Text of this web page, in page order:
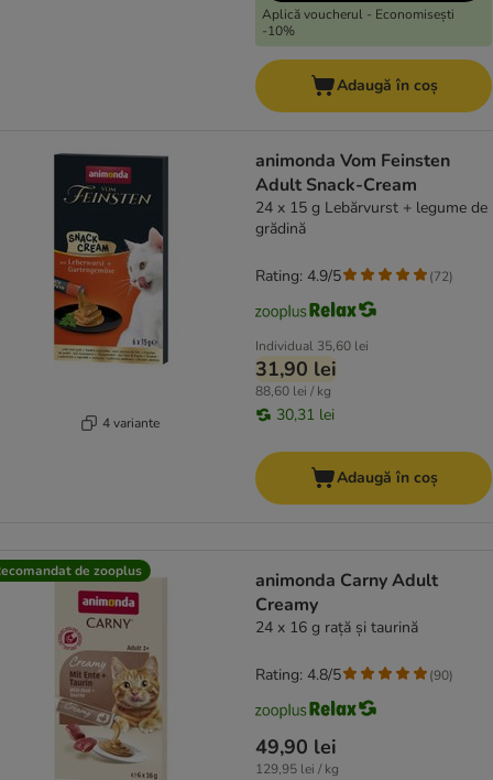
Aplică voucherul - Economisești
-10%
Adaugă în coș
4 variante
animonda Vom Feinsten
Adult Snack-Cream
24 x 15 g Lebărvurst + legume de
grădină
Individual 35,60 lei
31,90 lei
88,60 lei / kg
30,31 lei
Rating: 4.9/5 (72)
Adaugă în coș
de zooplus
animonda Carny Adult
Creamy
24 x 16 g rață și taurină
49,90 lei
129,95 lei / kg
Rating: 4.8/5 (90)